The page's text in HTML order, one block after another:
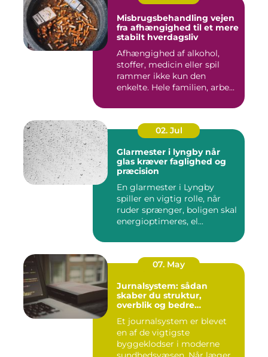
Misbrugsbehandling vejen
fra afhængighed til et mere
stabilt hverdagsliv
Afhængighed af alkohol,
stoffer, medicin eller spil
rammer ikke kun den
enkelte. Hele familien, arbe...
02. Jul
Glarmester i lyngby når
glas kræver faglighed og
præcision
En glarmester i Lyngby
spiller en vigtig rolle, når
ruder sprænger, boligen skal
energioptimeres, el...
07. May
Jurnalsystem: sådan
skaber du struktur,
overblik og bedre
Et journalsystem er blevet
en af de vigtigste
byggeklodser i moderne